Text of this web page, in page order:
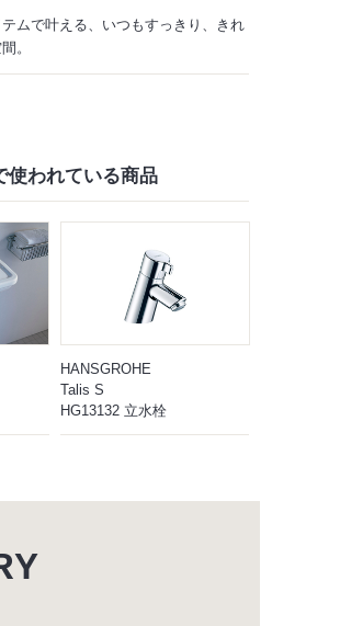
ムで叶える、いつもすっきり、きれ
。
使われている商品
HANSGROHE
Talis S
HG13132 立水栓